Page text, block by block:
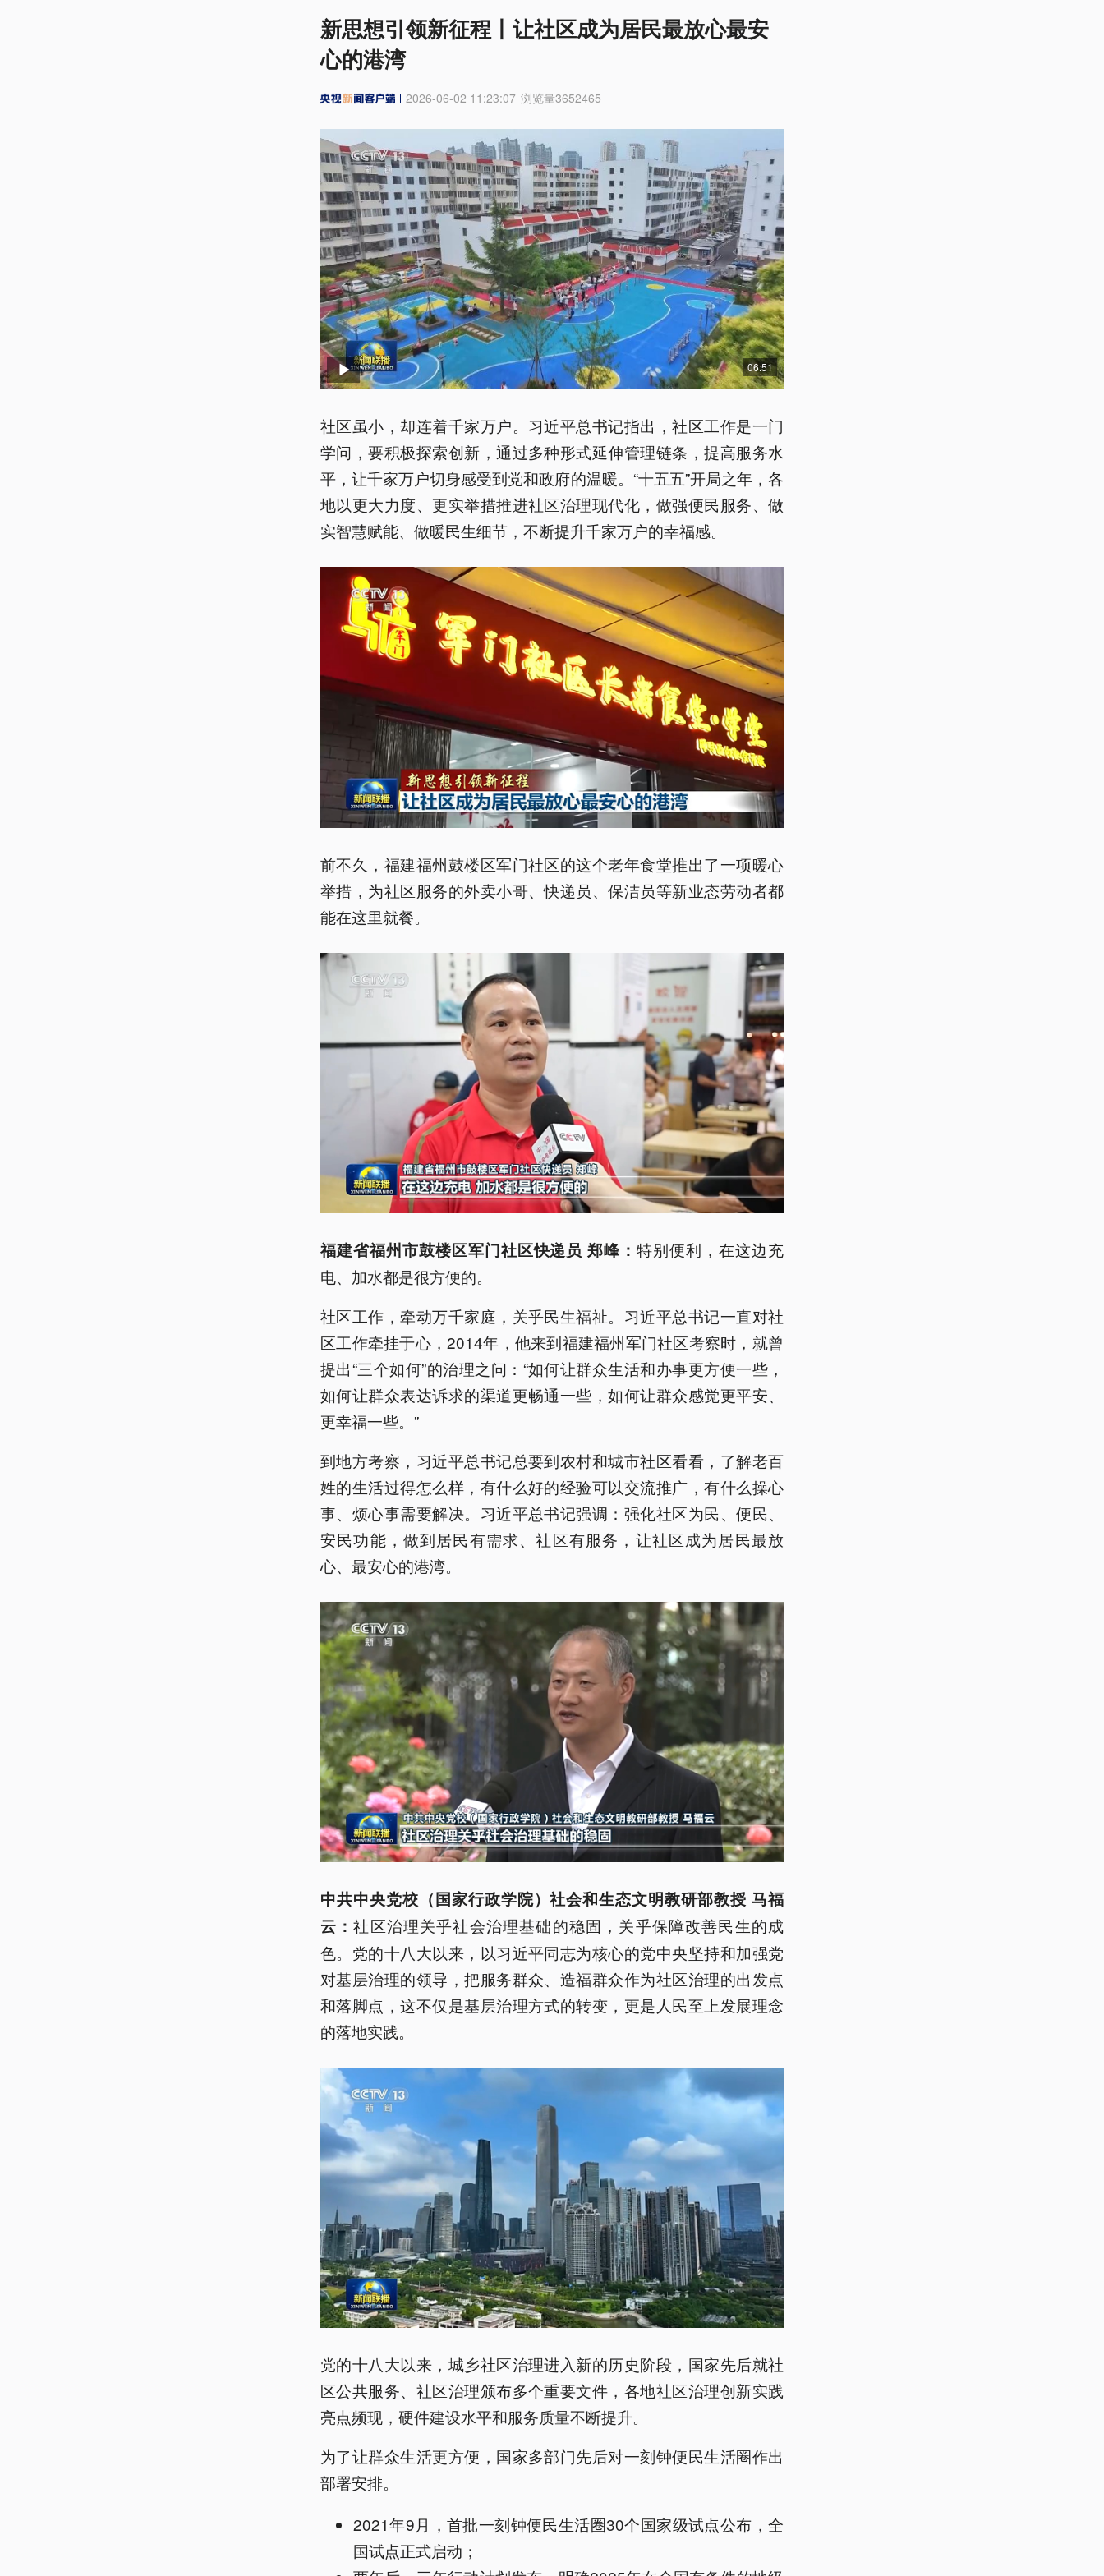
新思想引领新征程丨让社区成为居民最放心最安
心的港湾
2026-06-02 11:23:07 浏览量3652465
06:51
社区虽小，却连着千家万户。习近平总书记指出，社区工作是一门
学问，要积极探索创新，通过多种形式延伸管理链条，提高服务水
平，让千家万户切身感受到党和政府的温暖。“十五五”开局之年，各
地以更大力度、更实举措推进社区治理现代化，做强便民服务、做
实智慧赋能、做暖民生细节，不断提升千家万户的幸福感。
前不久，福建福州鼓楼区军门社区的这个老年食堂推出了一项暖心
举措，为社区服务的外卖小哥、快递员、保洁员等新业态劳动者都
能在这里就餐。
福建省福州市鼓楼区军门社区快递员 郑峰：特别便利，在这边充
电、加水都是很方便的。
社区工作，牵动万千家庭，关乎民生福祉。习近平总书记一直对社
区工作牵挂于心，2014年，他来到福建福州军门社区考察时，就曾
提出“三个如何”的治理之问：“如何让群众生活和办事更方便一些，
如何让群众表达诉求的渠道更畅通一些，如何让群众感觉更平安、
更幸福一些。”
到地方考察，习近平总书记总要到农村和城市社区看看，了解老百
姓的生活过得怎么样，有什么好的经验可以交流推广，有什么操心
事、烦心事需要解决。习近平总书记强调：强化社区为民、便民、
安民功能，做到居民有需求、社区有服务，让社区成为居民最放
心、最安心的港湾。
中共中央党校（国家行政学院）社会和生态文明教研部教授 马福
云：社区治理关乎社会治理基础的稳固，关乎保障改善民生的成
色。党的十八大以来，以习近平同志为核心的党中央坚持和加强党
对基层治理的领导，把服务群众、造福群众作为社区治理的出发点
和落脚点，这不仅是基层治理方式的转变，更是人民至上发展理念
的落地实践。
党的十八大以来，城乡社区治理进入新的历史阶段，国家先后就社
区公共服务、社区治理颁布多个重要文件，各地社区治理创新实践
亮点频现，硬件建设水平和服务质量不断提升。
为了让群众生活更方便，国家多部门先后对一刻钟便民生活圈作出
部署安排。
2021年9月，首批一刻钟便民生活圈30个国家级试点公布，全
国试点正式启动；